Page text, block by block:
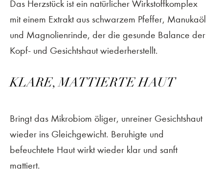
Das Herzstück ist ein natürlicher Wirkstoffkomplex
mit einem Extrakt aus schwarzem Pfeffer, Manukaöl
und Magnolienrinde, der die gesunde Balance der
Kopf- und Gesichtshaut wiederherstellt.
KLARE, MATTIERTE HAUT
Bringt das Mikrobiom öliger, unreiner Gesichtshaut
wieder ins Gleichgewicht. Beruhigte und
befeuchtete Haut wirkt wieder klar und sanft
mattiert.